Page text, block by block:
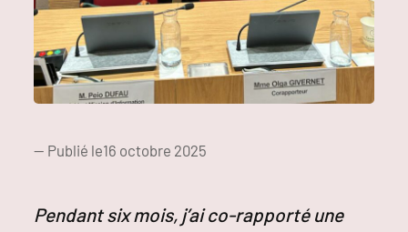
— Publié le16 octobre 2025
Pendant six mois, j’ai co-rapporté une